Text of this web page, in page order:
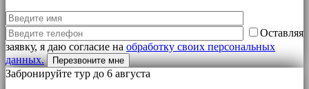
Оставляя
заявку, я даю согласие на обработку своих персональных
данных.
Забронируйте тур до 6 августа